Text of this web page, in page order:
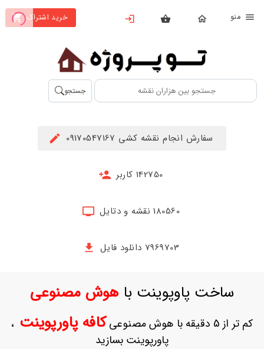
خرید اشتراک
بستن
محصولات
تهیه
اشتراک
حساب
ثبت
جستجو
سفارش انجام نقشه کشی 09170547167
142750 کاربر
180560 نقشه و دتایل
7969703 دانلود فایل
ساخت پاوپوینت باهوش مصنوعی
کم تر از 5 دقیقه با هوش مصنوعی کافه پاورپوینت ،
پاورپوینت بسازید